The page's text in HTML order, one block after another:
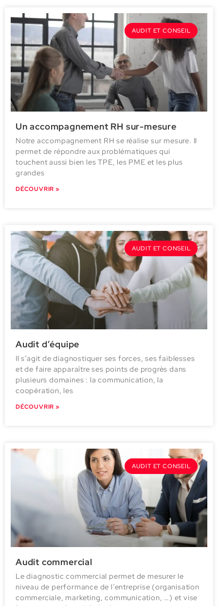
AUDIT ET CONSEIL
Un accompagnement RH sur-mesure
Notre accompagnement RH se réalise sur mesure. Il
permet de répondre aux problématiques qui
touchent aussi bien les TPE, les PME et les plus
grandes
DÉCOUVRIR »
AUDIT ET CONSEIL
Audit d’équipe
Il s’agit de diagnostiquer ses forces, ses faiblesses
et de faire apparaître ses points de progrès dans
plusieurs domaines : la communication, la
coopération, les
DÉCOUVRIR »
AUDIT ET CONSEIL
Audit commercial
Le diagnostic commercial permet de mesurer le
niveau de performance de l’entreprise (organisation
commerciale, marketing, communication, …) et vise